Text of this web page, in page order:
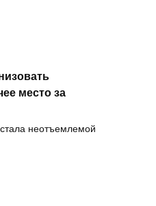
место за
неотъемлемой